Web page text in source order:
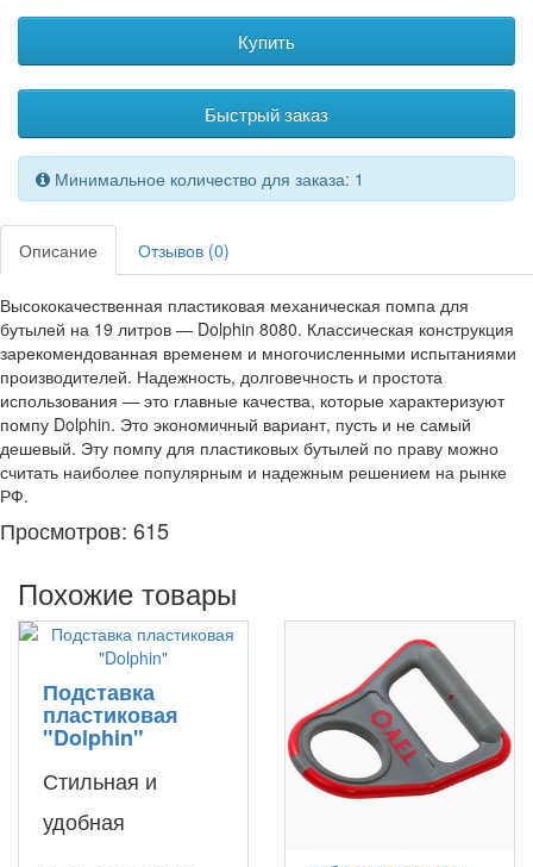
Купить
Быстрый заказ
Минимальное количество для заказа: 1
Описание Отзывов (0)
Высококачественная пластиковая механическая помпа для
бутылей на 19 литров — Dolphin 8080. Классическая конструкция
зарекомендованная временем и многочисленными испытаниями
производителей. Надежность, долговечность и простота
использования — это главные качества, которые характеризуют
помпу Dolphin. Это экономичный вариант, пусть и не самый
дешевый. Эту помпу для пластиковых бутылей по праву можно
считать наиболее популярным и надежным решением на рынке
РФ.
Просмотров: 615
Похожие товары
Подставка
пластиковая
"Dolphin"
Стильная и
удобная